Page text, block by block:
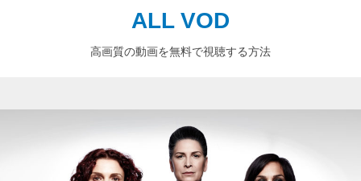
ALL VOD
高画質の動画を無料で視聴する方法